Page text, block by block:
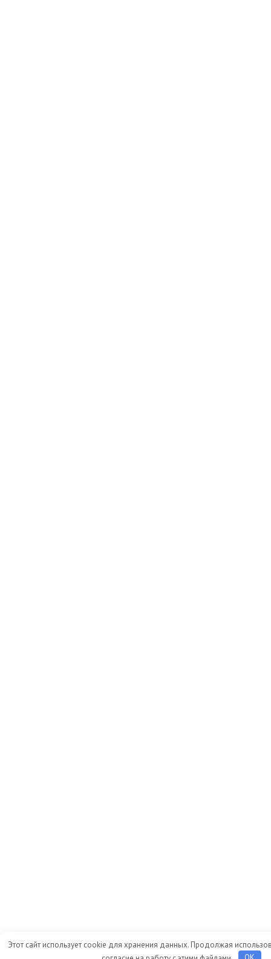
Этот сайт использует cookie для хранения данных. Продолжая